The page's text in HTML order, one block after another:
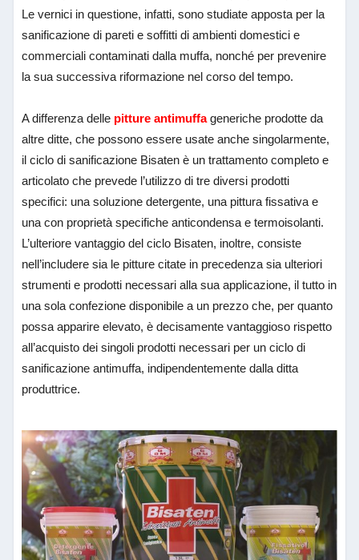
Le vernici in questione, infatti, sono studiate apposta per la
sanificazione di pareti e soffitti di ambienti domestici e
commerciali contaminati dalla muffa, nonché per prevenire
la sua successiva riformazione nel corso del tempo.
A differenza delle pitture antimuffageneriche prodotte da
altre ditte, che possono essere usate anche singolarmente,
il ciclo di sanificazione Bisaten è un trattamento completo e
articolato che prevede l’utilizzo di tre diversi prodotti
specifici: una soluzione detergente, una pittura fissativa e
una con proprietà specifiche anticondensa e termoisolanti.
L’ulteriore vantaggio del ciclo Bisaten, inoltre, consiste
nell’includere sia le pitture citate in precedenza sia ulteriori
strumenti e prodotti necessari alla sua applicazione, il tutto in
una sola confezione disponibile a un prezzo che, per quanto
possa apparire elevato, è decisamente vantaggioso rispetto
all’acquisto dei singoli prodotti necessari per un ciclo di
sanificazione antimuffa, indipendentemente dalla ditta
produttrice.